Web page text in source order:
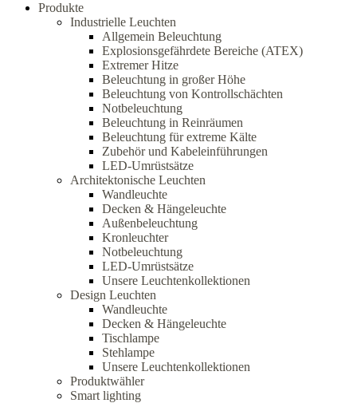
Produkte
Industrielle Leuchten
Allgemein Beleuchtung
Explosionsgefährdete Bereiche (ATEX)
Extremer Hitze
Beleuchtung in großer Höhe
Beleuchtung von Kontrollschächten
Notbeleuchtung
Beleuchtung in Reinräumen
Beleuchtung für extreme Kälte
Zubehör und Kabeleinführungen
LED-Umrüstsätze
Architektonische Leuchten
Wandleuchte
Decken & Hängeleuchte
Außenbeleuchtung
Kronleuchter
Notbeleuchtung
LED-Umrüstsätze
Unsere Leuchtenkollektionen
Design Leuchten
Wandleuchte
Decken & Hängeleuchte
Tischlampe
Stehlampe
Unsere Leuchtenkollektionen
Produktwähler
Smart lighting